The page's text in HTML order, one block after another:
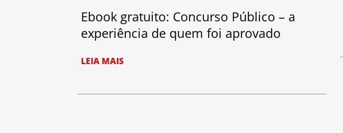
Ebook gratuito: Concurso Público – a
experiência de quem foi aprovado
LEIA MAIS